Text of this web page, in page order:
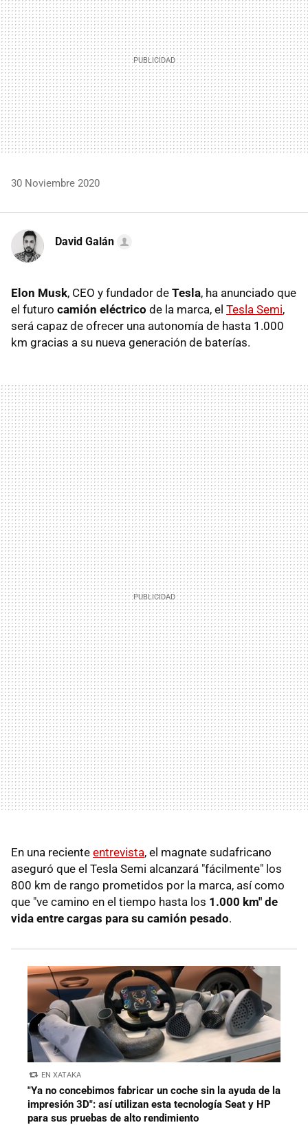
30 Noviembre 2020
David Galán
Elon Musk, CEO y fundador de Tesla, ha anunciado que
el futuro camión eléctrico de la marca, el Tesla Semi,
será capaz de ofrecer una autonomía de hasta 1.000
km gracias a su nueva generación de baterías.
En una reciente entrevista, el magnate sudafricano
aseguró que el Tesla Semi alcanzará "fácilmente" los
800 km de rango prometidos por la marca, así como
que "ve camino en el tiempo hasta los 1.000 km" de
vida entre cargas para su camión pesado.
EN XATAKA
"Ya no concebimos fabricar un coche sin la ayuda de la
impresión 3D": así utilizan esta tecnología Seat y HP
para sus pruebas de alto rendimiento